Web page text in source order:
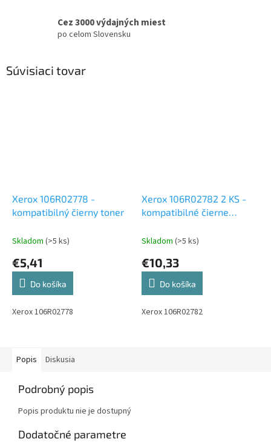
Cez 3000 výdajných miest
po celom Slovensku
Súvisiaci tovar
Xerox 106R02778 -
kompatibilný čierny toner
Skladom (>5 ks)
€5,41
Do košíka
Xerox 106R02778
Xerox 106R02782 2 KS -
kompatibilné čierne
Skladom (>5 ks)
€10,33
Do košíka
Xerox 106R02782
Popis Diskusia
Podrobný popis
Popis produktu nie je dostupný
Dodatočné parametre